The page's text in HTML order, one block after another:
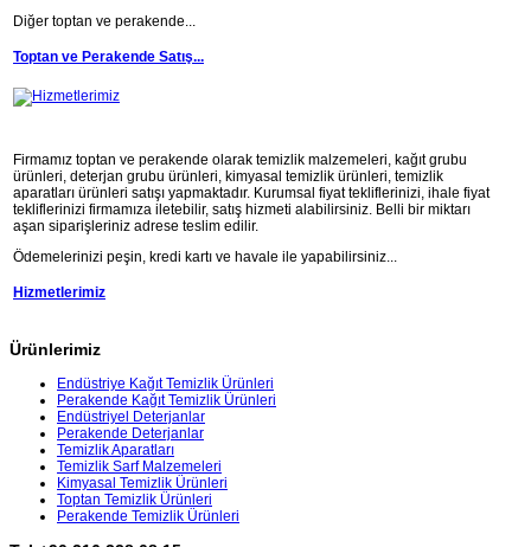
Diğer toptan ve perakende...
Toptan ve Perakende Satış...
Firmamız toptan ve perakende olarak temizlik malzemeleri, kağıt grubu
ürünleri, deterjan grubu ürünleri, kimyasal temizlik ürünleri, temizlik
aparatları ürünleri satışı yapmaktadır. Kurumsal fiyat tekliflerinizi, ihale fiyat
tekliflerinizi firmamıza iletebilir, satış hizmeti alabilirsiniz. Belli bir miktarı
aşan siparişleriniz adrese teslim edilir.
Ödemelerinizi peşin, kredi kartı ve havale ile yapabilirsiniz...
Hizmetlerimiz
Ürünlerimiz
Endüstriye Kağıt Temizlik Ürünleri
Perakende Kağıt Temizlik Ürünleri
Endüstriyel Deterjanlar
Perakende Deterjanlar
Temizlik Aparatları
Temizlik Sarf Malzemeleri
Kimyasal Temizlik Ürünleri
Toptan Temizlik Ürünleri
Perakende Temizlik Ürünleri